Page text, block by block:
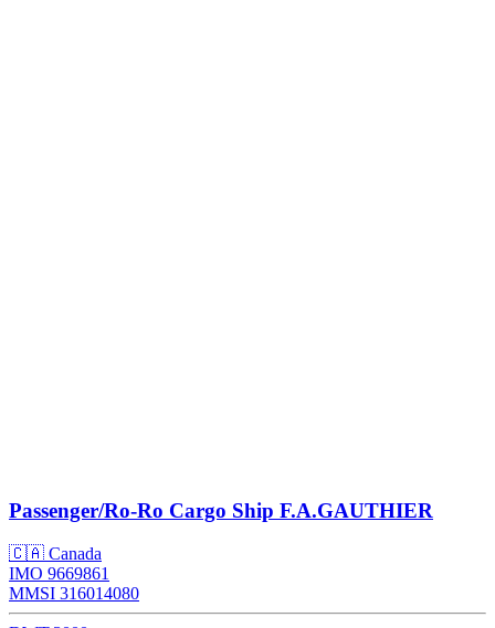
Passenger/Ro-Ro Cargo Ship F.A.GAUTHIER
🇨🇦 Canada
IMO 9669861
MMSI 316014080